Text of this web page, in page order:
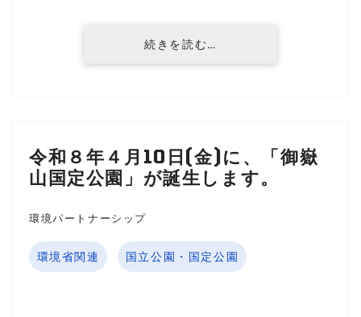
続きを読む…
令和８年４月10日(金)に、「御嶽
山国定公園」が誕生します。
環境パートナーシップ
環境省関連 国立公園・国定公園